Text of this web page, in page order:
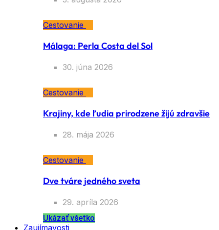
Cestovanie
Málaga: Perla Costa del Sol
30. júna 2026
Cestovanie
Krajiny, kde ľudia prirodzene žijú zdravšie
28. mája 2026
Cestovanie
Dve tváre jedného sveta
29. apríla 2026
Ukázať všetko
Zaujímavosti